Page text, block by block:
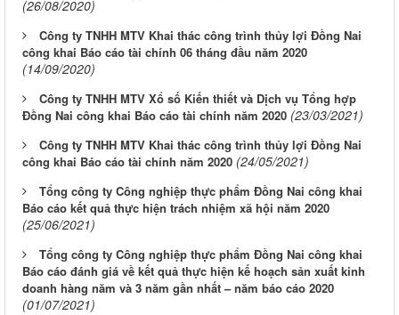
(26/08/2020)
Công ty TNHH MTV Khai thác công trình thủy lợi Đồng Nai
công khai Báo cáo tài chính 06 tháng đầu năm 2020
(14/09/2020)
Công ty TNHH MTV Xổ số Kiến thiết và Dịch vụ Tổng hợp
Đồng Nai công khai Báo cáo tài chính năm 2020 (23/03/2021)
Công ty TNHH MTV Khai thác công trình thủy lợi Đồng Nai
công khai Báo cáo tài chính năm 2020 (24/05/2021)
Tổng công ty Công nghiệp thực phẩm Đồng Nai công khai
Báo cáo kết quả thực hiện trách nhiệm xã hội năm 2020
(25/06/2021)
Tổng công ty Công nghiệp thực phẩm Đồng Nai công khai
Báo cáo đánh giá về kết quả thực hiện kế hoạch sản xuất kinh
doanh hàng năm và 3 năm gần nhất – năm báo cáo 2020
(01/07/2021)